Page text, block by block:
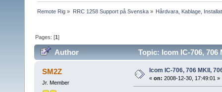
Remote Rig » RRC 1258 Support på Svenska» Hårdvara, Kablage,
Pages: [1]
Author Topic: Icom IC-706, 706
SM2Z
Jr. Member
Icom IC-706, 706 MKII,
« on: 2008-12-30, 17:49:01 »